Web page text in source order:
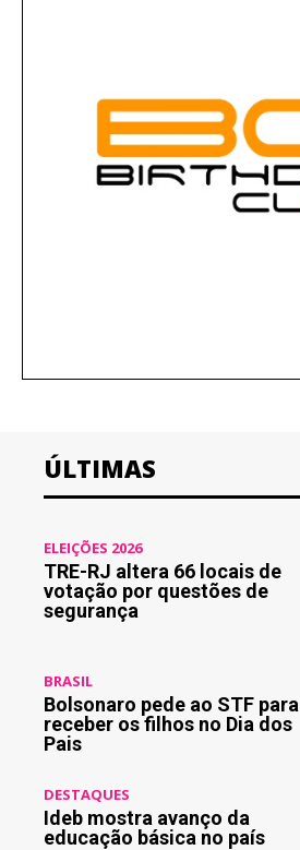
ÚLTIMAS
ELEIÇÕES 2026
TRE-RJ altera 66 locais de
votação por questões de
segurança
BRASIL
Bolsonaro pede ao STF para
receber os filhos no Dia dos
Pais
DESTAQUES
Ideb mostra avanço da
educação básica no país